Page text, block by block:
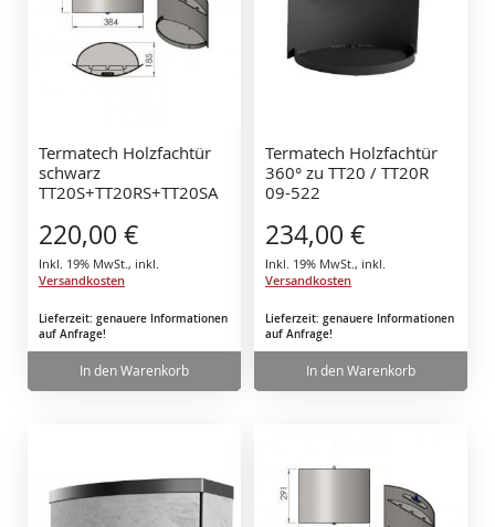
Termatech Holzfachtür
schwarz
TT20S+TT20RS+TT20SA
220,00 €
Inkl. 19% MwSt. , inkl.
Versandkosten
Lieferzeit: genauere Informationen
auf Anfrage!
In den Warenkorb
Termatech Holzfachtür
360° zu TT20 / TT20R
09-522
234,00 €
Inkl. 19% MwSt. , inkl.
Versandkosten
Lieferzeit: genauere Informationen
auf Anfrage!
In den Warenkorb